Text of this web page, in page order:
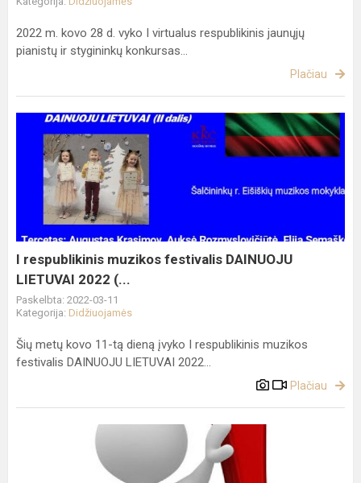
2022 m. kovo 28 d. vyko I virtualus respublikinis jaunųjų
pianistų ir stygininkų konkursas...
Plačiau
respublikinis
muzikos
festivalis
DAINUOJU
LIETUVAI
2022
(...
I respublikinis muzikos festivalis DAINUOJU
LIETUVAI 2022 (...
Paskelbta: 2022-03-11
Kategorija: Didžiuojamės
Šių metų kovo 11-tą dieną įvyko I respublikinis muzikos
festivalis DAINUOJU LIETUVAI 2022...
Plačiau
Centralizuotas